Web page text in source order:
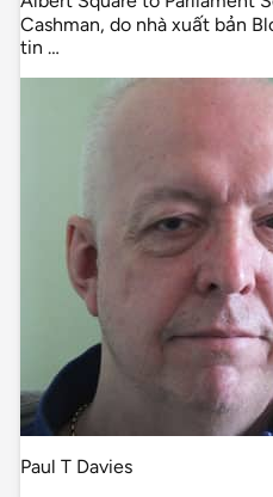
Cashman, do nhà xuất bản
tin …
Paul T Davies